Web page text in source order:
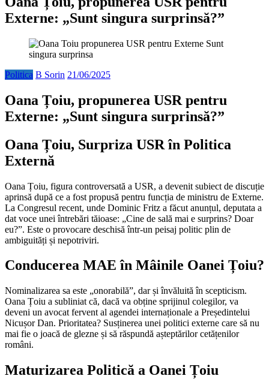
Externe: „Sunt singura surprinsă?”
Politica B Sorin 21/06/2025
Oana Țoiu, propunerea USR pentru
Externe: „Sunt singura surprinsă?”
Oana Țoiu, Surpriza USR în Politica
Externă
Oana Țoiu, figura controversată a USR, a devenit subiect de discuție
aprinsă după ce a fost propusă pentru funcția de ministru de Externe.
La Congresul recent, unde Dominic Fritz a făcut anunțul, deputata a
dat voce unei întrebări tăioase: „Cine de sală mai e surprins? Doar
eu?”. Este o provocare deschisă într-un peisaj politic plin de
ambiguități și nepotriviri.
Conducerea MAE în Mâinile Oanei Țoiu?
Nominalizarea sa este „onorabilă”, dar și învăluită în scepticism.
Oana Țoiu a subliniat că, dacă va obține sprijinul colegilor, va
deveni un avocat fervent al agendei internaționale a Președintelui
Nicușor Dan. Prioritatea? Susținerea unei politici externe care să nu
mai fie o joacă de glezne și să răspundă așteptărilor cetățenilor
români.
Maturizarea Politică a Oanei Țoiu